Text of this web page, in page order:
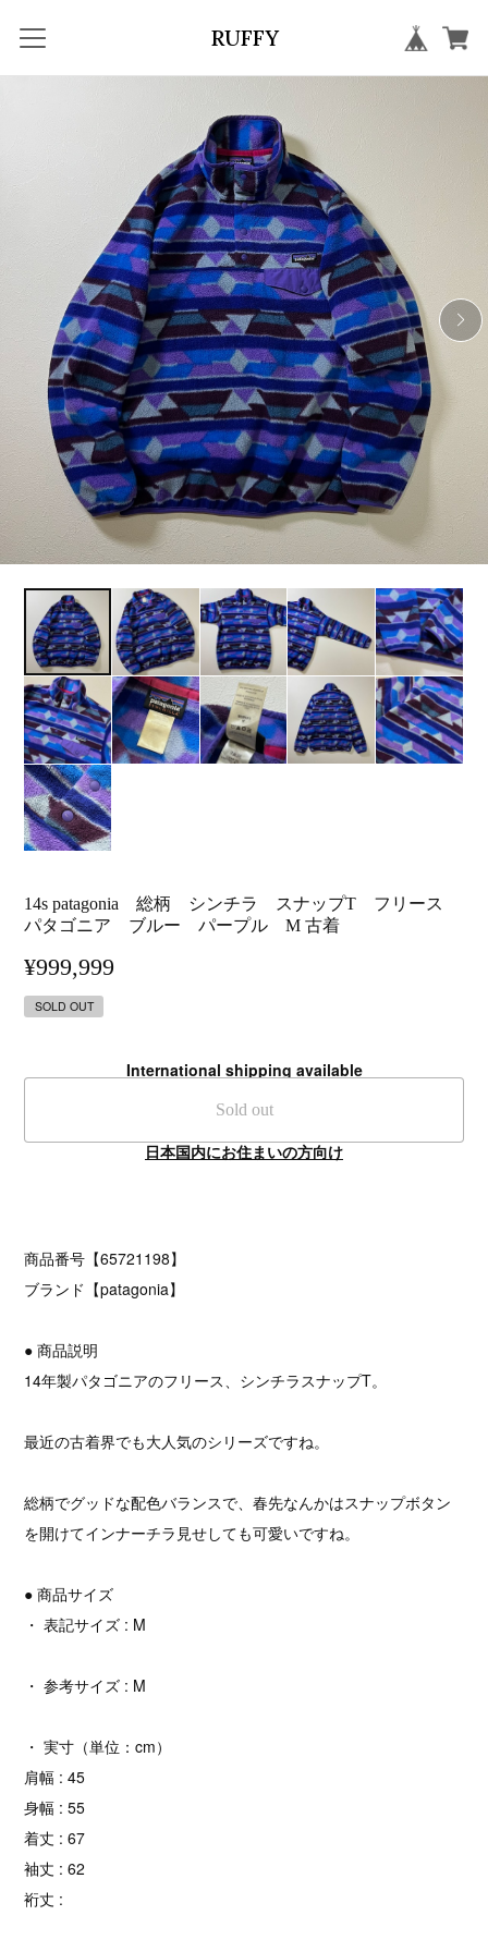
RUFFY
14s patagonia 総柄 シンチラ スナップT フリース
パタゴニア ブルー パープル M 古着
¥999,999
SOLD OUT
International shipping available
Sold out
日本国内にお住まいの方向け
商品番号【65721198】
ブランド【patagonia】
● 商品説明
14年製パタゴニアのフリース、シンチラスナップT。
最近の古着界でも大人気のシリーズですね。
総柄でグッドな配色バランスで、春先なんかはスナップボタン
を開けてインナーチラ見せしても可愛いですね。
● 商品サイズ
・ 表記サイズ : M
・ 参考サイズ : M
・ 実寸（単位：cm）
肩幅 : 45
身幅 : 55
着丈 : 67
袖丈 : 62
裄丈 :